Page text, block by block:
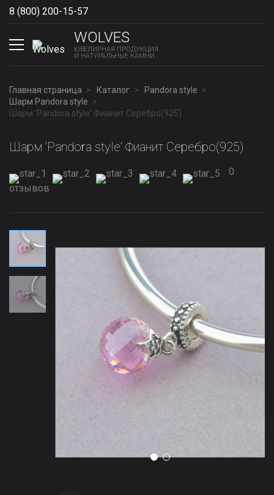
8 (800) 200-15-57
WOLVES
ЮВЕЛИРНАЯ ПРОДУКЦИЯ
И НАТУРАЛЬНЫЕ КАМНИ
Главная страница Каталог
Pandora style
Шарм Pandora style
Шарм 'Pandora style' Фианит Серебро(925)
Шарм 'Pandora style' Фианит Серебро(925)
0
отзывов